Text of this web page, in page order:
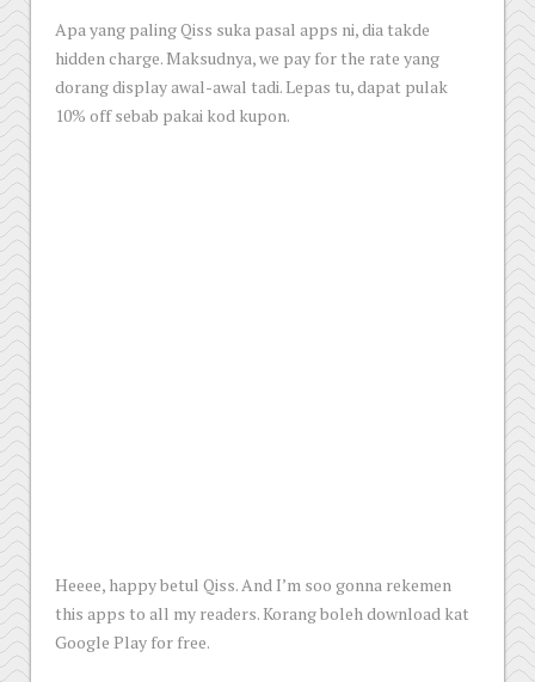
Apa yang paling Qiss suka pasal apps ni, dia takde
hidden charge. Maksudnya, we pay for the rate yang
dorang display awal-awal tadi. Lepas tu, dapat pulak
10% off sebab pakai kod kupon.
Heeee, happy betul Qiss. And I’m soo gonna rekemen
this apps to all my readers. Korang boleh download kat
Google Play for free.